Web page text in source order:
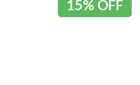
15% OFF